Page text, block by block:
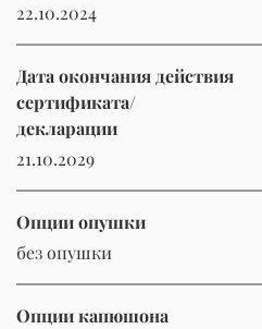
22.10.2024
Дата окончания действия
сертификата/
декларации
21.10.2029
Опции опушки
без опушки
Опции капюшона